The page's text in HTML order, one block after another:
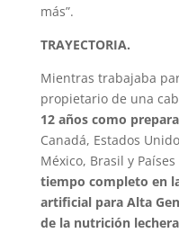
más”.
TRAYECTORIA.
Mientras trabajaba
propietario de una
12 años como
Canadá, Estados
México, Brasil y
tiempo completo en
artificial para Alta
de la nutrición